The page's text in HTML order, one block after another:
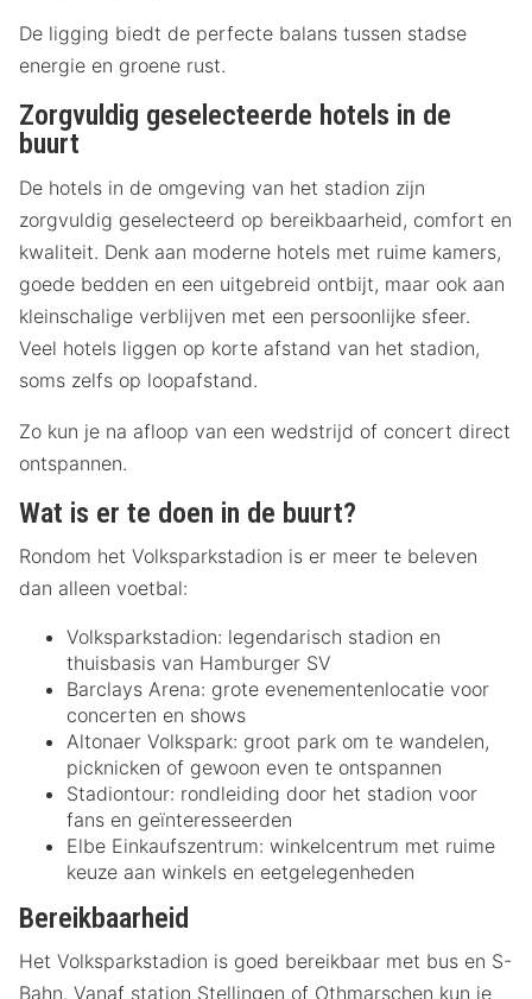
De ligging biedt de perfecte balans tussen stadse
energie en groene rust.
Zorgvuldig geselecteerde hotels in de
buurt
De hotels in de omgeving van het stadion zijn
zorgvuldig geselecteerd op bereikbaarheid, comfort en
kwaliteit. Denk aan moderne hotels met ruime kamers,
goede bedden en een uitgebreid ontbijt, maar ook aan
kleinschalige verblijven met een persoonlijke sfeer.
Veel hotels liggen op korte afstand van het stadion,
soms zelfs op loopafstand.
Zo kun je na afloop van een wedstrijd of concert direct
ontspannen.
Wat is er te doen in de buurt?
Rondom het Volksparkstadion is er meer te beleven
dan alleen voetbal:
Volksparkstadion: legendarisch stadion en
thuisbasis van Hamburger SV
Barclays Arena: grote evenementenlocatie voor
concerten en shows
Altonaer Volkspark: groot park om te wandelen,
picknicken of gewoon even te ontspannen
Stadiontour: rondleiding door het stadion voor
fans en geïnteresseerden
Elbe Einkaufszentrum: winkelcentrum met ruime
keuze aan winkels en eetgelegenheden
Bereikbaarheid
Het Volksparkstadion is goed bereikbaar met bus en S-
Bahn. Vanaf station Stellingen of Othmarschen kun je